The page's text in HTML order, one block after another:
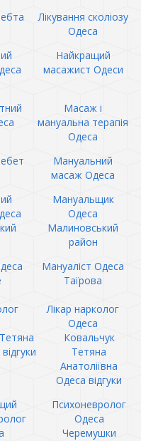
Лікування сколіозу
Одеса
Найкращий
масажист Одеси
Масаж і
мануальна терапія
Одеса
Мануальний
масаж Одеса
Мануальщик
Одеса
Малиновський
район
Мануаліст Одеса
Таїрова
Лікар нарколог
Одеса
Ковальчук
Тетяна
Анатоліївна
Одеса відгуки
Психоневролог
Одеса
Черемушки